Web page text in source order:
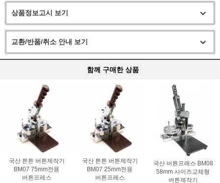
상품정보고시 보기
교환/반품/취소 안내 보기
함께 구매한 상품
국산 튼튼 버튼제작기
BM07 75mm전용
버튼프레스
국산 튼튼 버튼제작기
BM07 25mm전용
버튼프레스
국산 버튼프레스 BM08
58mm 사이즈교체형
버튼제작기